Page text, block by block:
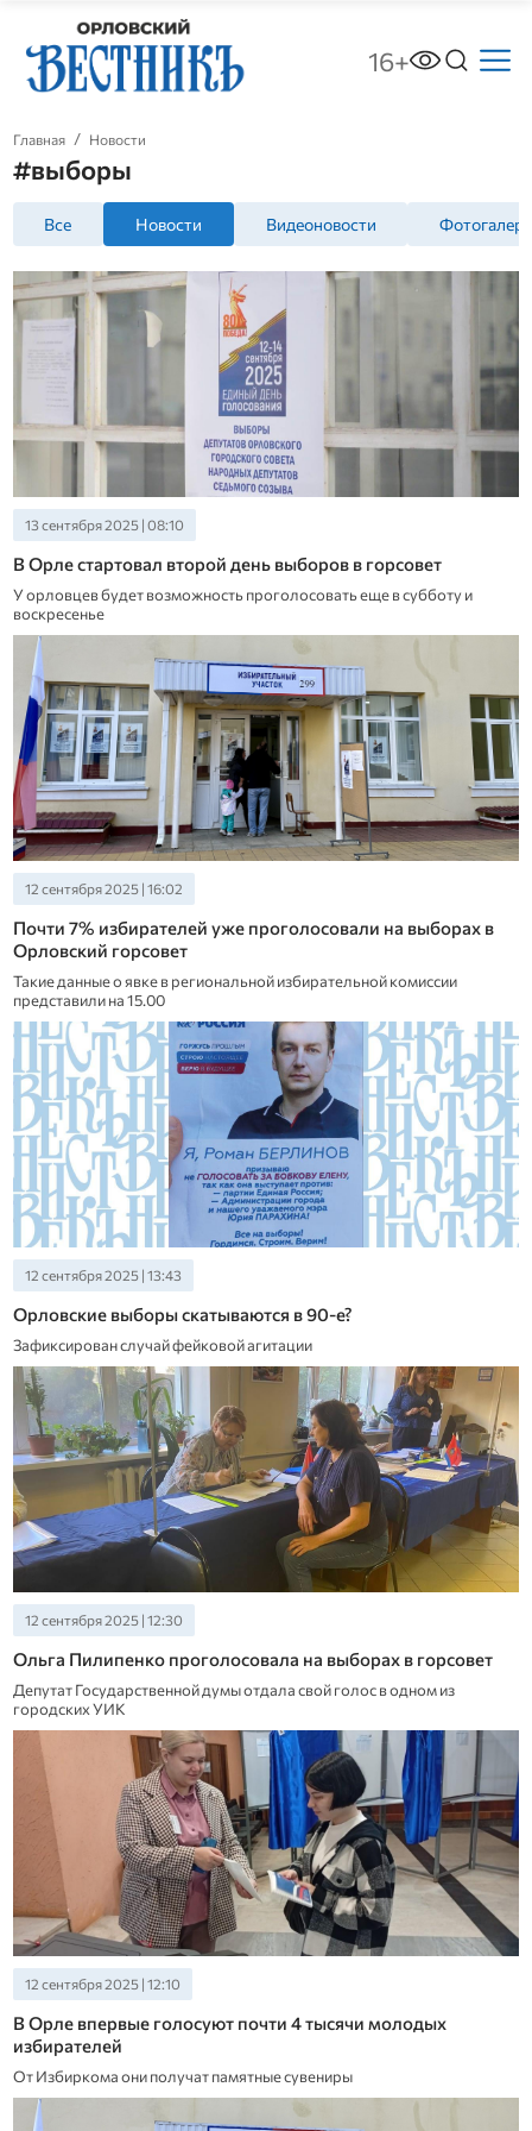
16+
Главная Новости
#выборы
Все Новости Видеоновости
13 сентября 2025 | 08:10
В Орле стартовал второй день выборов в горсовет
У орловцев будет возможность проголосовать еще в субботу и
воскресенье
12 сентября 2025 | 16:02
Почти 7% избирателей уже проголосовали на выборах в
Орловский горсовет
Такие данные о явке в региональной избирательной комиссии
представили на 15.00
12 сентября 2025 | 13:43
Орловские выборы скатываются в 90-е?
Зафиксирован случай фейковой агитации
12 сентября 2025 | 12:30
Ольга Пилипенко проголосовала на выборах в горсовет
Депутат Государственной думы отдала свой голос в одном из
городских УИК
12 сентября 2025 | 12:10
В Орле впервые голосуют почти 4 тысячи молодых
избирателей
От Избиркома они получат памятные сувениры